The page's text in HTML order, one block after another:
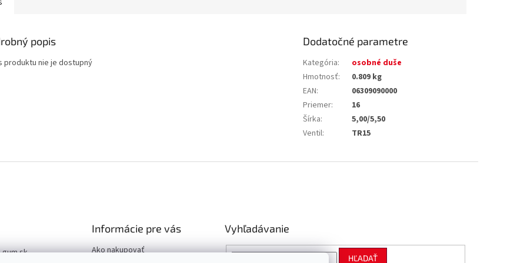
popis
produktu nie je dostupný
Dodatočné parametre
Kategória:
osobné duše
Hmotnosť:
0.809 kg
EAN:
06309090000
Priemer:
16
Šírka:
5,00/5,50
Ventil: TR15
gum.sk
Informácie pre vás
Ako nakupovať
Vyhľadávanie
HĽADAŤ